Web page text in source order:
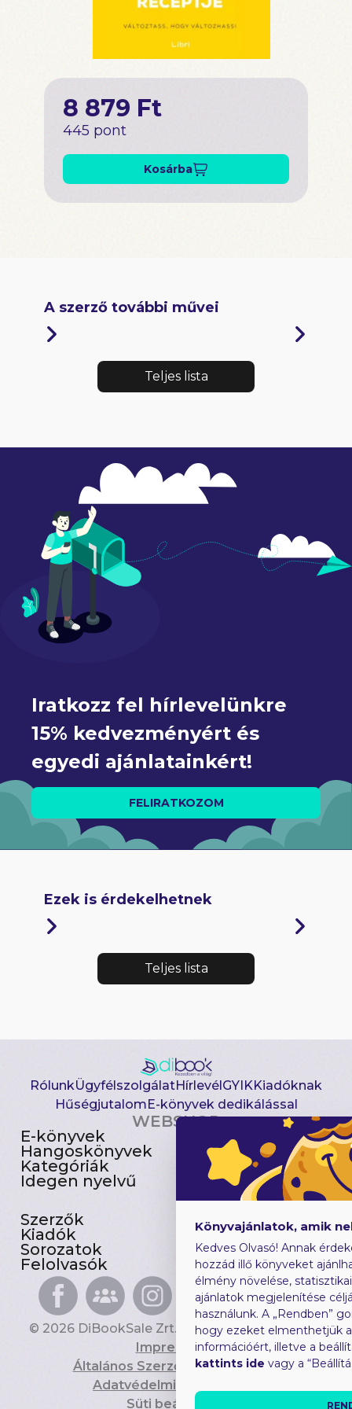
8 879 Ft
445 pont
Kosárba
A szerző további művei
Teljes lista
Iratkozz fel hírlevelünkre
15% kedvezményért és
egyedi ajánlatainkért!
FELIRATKOZOM
Ezek is érdekelhetnek
Teljes lista
RólunkÜgyfélszolgálatHírlevélGYIKKiadóknak
HűségjutalomE-könyvek dedikálással
WEBSHOP
E-könyvek
Hangoskönyvek
Kategóriák
Idegen nyelvű
Csomagajánlatok
Akciósak
Előjegyezhetők
Újdonságok
Szerzők
Kiadók
Sorozatok
Felolvasók
Gyerekkönyvek
Heti toplista
Ajándékutalvány
Blog
© 2026 DiBookSale Zrt. Minden jog fenntartva.
Impresszum
Általános Szerződési Feltételek
Adatvédelmi Tájékoztató
Süti beállítások
Könyvajánlatok, amik
Kedves Olvasó! Annak
hozzád illő könyveket
élmény növelése,
ajánlatok megjelenítése
használunk. A „Rendben”
hogy ezeket elmenthetjük
információért, illetve a
kattints ide vagy a